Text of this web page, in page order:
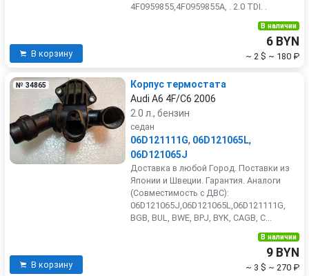
4F0959855,4F0959855A, . 2.0 TDI. .
В корзину
В наличии
6 BYN
~ 2 $ ~ 180 ₽
№ 34865
Корпус термостата
Audi A6 4F/C6 2006
2.0 л., бензин
седан
06D121111G, 06D121065L,
06D121065J
Доставка в любой Город. Поставки из
Японии и Швеции. Гарантия. Аналоги
(Совместимость с ДВС):
06D121065J,06D121065L,06D121111G,
BGB, BUL, BWE, BPJ, BYK, CAGB, C...
В корзину
В наличии
9 BYN
~ 3 $ ~ 270 ₽